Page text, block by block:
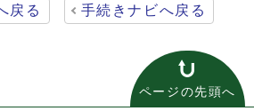
戻る 手続きナビへ戻る
ページの先頭へ